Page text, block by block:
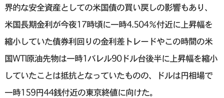
界的な安全資産としての米国債の買い戻しの影響もあり、
米国長期金利が今夜17時頃に一時4.504％付近に上昇幅を
縮小していた債券利回りの金利差トレードやこの時間の米
国WTI原油先物は一時1バレル90ドル台後半に上昇幅を縮小
していたことは抵抗となっていたものの、ドルは円相場で
一時159円44銭付近の東京終値に向けた。